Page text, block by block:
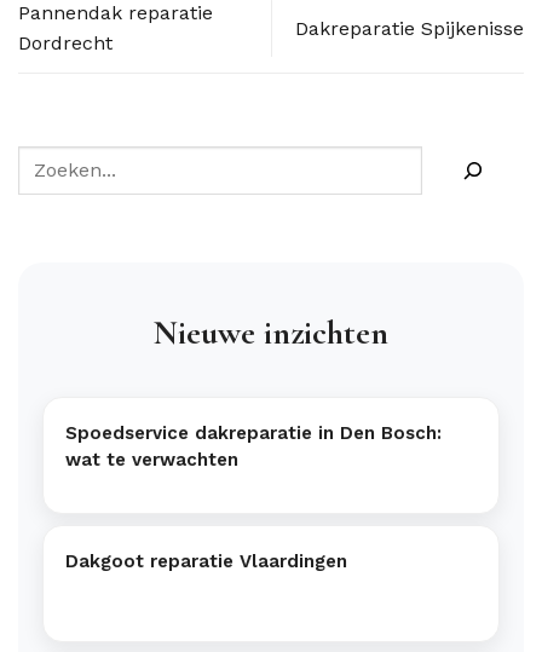
Pannendak reparatie
Dordrecht
Dakreparatie Spijkenisse
Nieuwe inzichten
Spoedservice dakreparatie in Den Bosch:
wat te verwachten
Dakgoot reparatie Vlaardingen